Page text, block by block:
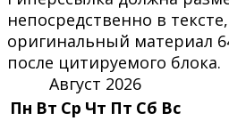
непосредственно в
оригинальный материал
после цитируемого блока.
Август 2026
Пн Вт Ср Чт Пт Сб Вс